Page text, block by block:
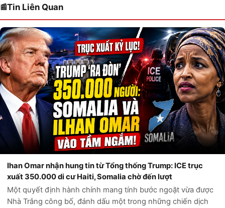
Tin Liên Quan
Ihan Omar nhận hung tin từ Tổng thống Trump: ICE trục
xuất 350.000 di cư Haiti, Somalia chờ đến lượt
Một quyết định hành chính mang tính bước ngoặt vừa được
Nhà Trắng công bố, đánh dấu một trong những chiến dịch